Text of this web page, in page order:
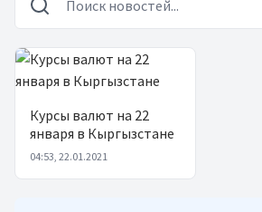
Новости
Курсы валют на 22
января в Кыргызстане
04:53, 22.01.2021